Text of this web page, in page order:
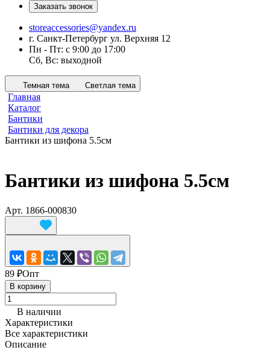
Заказать звонок
storeaccessories@yandex.ru
г. Санкт-Петербург ул. Верхняя 12
Пн - Пт: с 9:00 до 17:00
Сб, Вс: выходной
Темная тема Светлая тема
Главная
Каталог
Бантики
Бантики для декора
Бантики из шифона 5.5см
Бантики из шифона 5.5см
Арт. 1866-000830
89 ₽Опт
В корзину
В наличии
Характеристики
Все характеристики
Описание